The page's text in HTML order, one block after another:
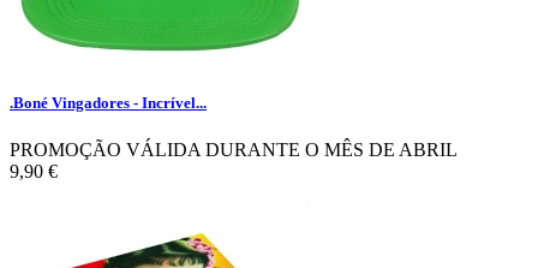
.Boné Vingadores - Incrível...
PROMOÇÃO VÁLIDA DURANTE O MÊS DE ABRIL
9,90 €